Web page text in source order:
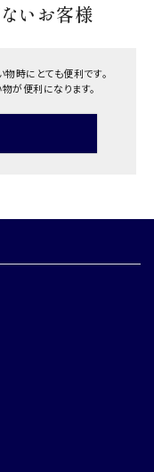
いお客様
時にとても便利です。
が便利になります。